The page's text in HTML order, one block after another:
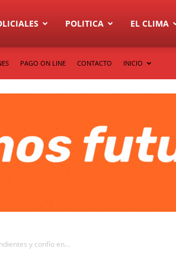
POLITICA EL CLIMA
PAGO ON LINE CONTACTO INICIO
y confío en...